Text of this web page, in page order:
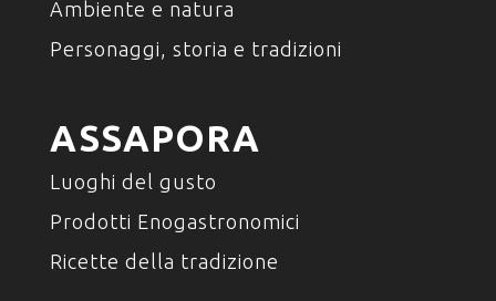
Ambiente e natura
Personaggi, storia e tradizioni
ASSAPORA
Luoghi del gusto
Prodotti Enogastronomici
Ricette della tradizione